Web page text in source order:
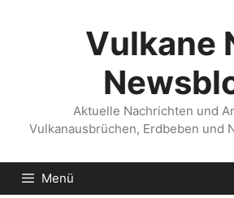
Vulkane
Aktuelle Nachrichten und
Vulkanausbrüchen, Erdbeben und
Menü